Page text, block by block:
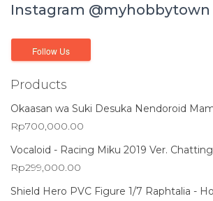
Instagram @myhobbytown
Products
Okaasan wa Suki Desuka Nendoroid
Rp700,000.00
Vocaloid - Racing Miku 2019 Ver.
Rp299,000.00
Shield Hero PVC Figure 1/7 Raphtalia -